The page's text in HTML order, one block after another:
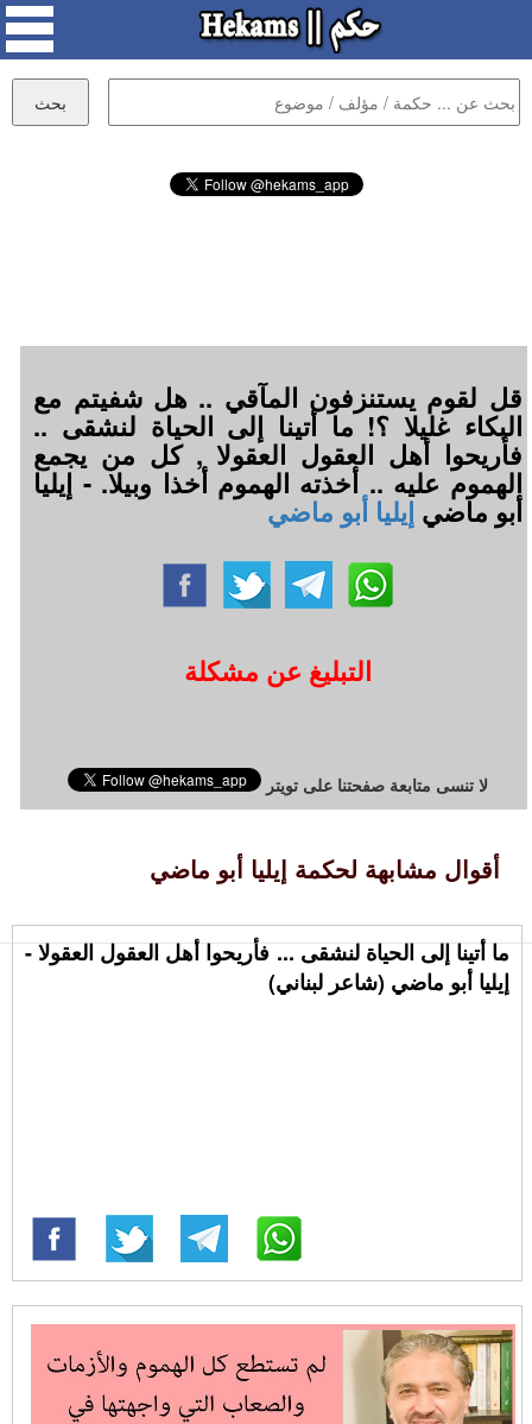
قل لقوم يستنزفون المآقي .. هل شفيتم مع
البكاء غليلا ؟! ما أتينا إلى الحياة لنشقى ..
فأريحوا أهل العقول العقولا , كل من يجمع
الهموم عليه .. أخذته الهموم أخذا وبيلا. - إيليا
أبو ماضي إيليا أبو ماضي
التبليغ عن مشكلة
لا تنسى متابعة صفحتنا على تويتر
أقوال مشابهة لحكمة إيليا أبو ماضي
ما أتينا إلى الحياة لنشقى ... فأريحوا أهل العقول العقولا -
إيليا أبو ماضي (شاعر لبناني)